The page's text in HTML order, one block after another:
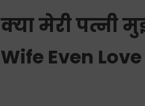
क्या मेरी पत्नी
Wife Even